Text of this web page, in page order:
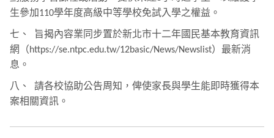
生參加110學年度高級中等學校免試入學之權益。
七、
旨揭內容業同步置於新北市十二年國民基本教育資訊
網（https://se.ntpc.edu.tw/12basic/News/Newslist）最新消
息。
八、
請各校協助公告周知，俾使家長與學生能即時獲得本
案相關資訊。